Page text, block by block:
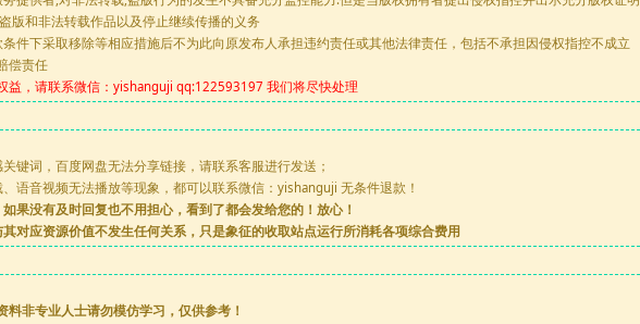
版和非法转载作品以及停止继续传播的义务
条件下采取移除等相应措施后不为此向原发布人承担违约责任或其他法律责任，包括不承担因侵权指控不成立
偿责任
益，请联系微信：yishanguji qq:122593197 我们将尽快处理
关键词，百度网盘无法分享链接，请联系客服进行发送；
、语音视频无法播放等现象，都可以联系微信：yishanguji 无条件退款！
果没有及时回复也不用担心，看到了都会发给您的！放心！
对应资源价值不发生任何关系，只是象征的收取站点运行所消耗各项综合费用
料非专业人士请勿模仿学习，仅供参考！